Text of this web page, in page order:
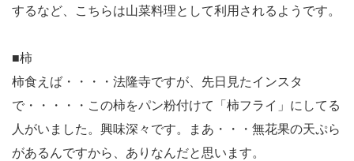
するなど、こちらは山菜料理として利用されるようです。
■柿
柿食えば・・・・法隆寺ですが、先日見たインスタ
で・・・・・この柿をパン粉付けて「柿フライ」にしてる
人がいました。興味深々です。まあ・・・無花果の天ぷら
があるんですから、ありなんだと思います。